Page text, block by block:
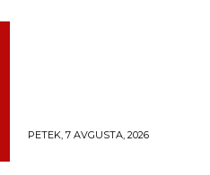
PETEK, 7 AVGUSTA, 2026